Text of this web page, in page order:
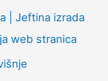
| Jeftina izrada
web stranica